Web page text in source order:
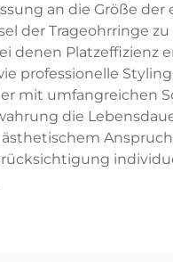
an die Größe
der Trageohrringe
denen Platzeffizienz
professionelle
mit umfangreichen
die